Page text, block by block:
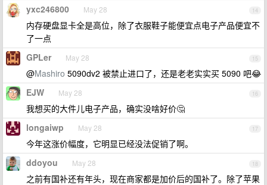
14
yxc246800 May 28
内存硬盘显卡全是高位，除了衣服鞋子能便宜点电子产品便宜不
了一点
15
GPLer May 28
@Mashiro 5090dv2 被禁止进口了，还是老老实实买 5090 吧😂
16
EJW May 28
我想买的大件儿电子产品，确实没啥好价🤔
17
longaiwp May 28
今年这涨价幅度，它明显已经没法促销了啊。
18
ddoyou May 28
之前有国补还有年头，现在商家都是加价后的国补了。除了苹果